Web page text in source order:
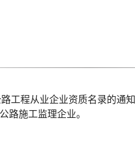
工程从业企业资质名录的通
路施工监理企业。